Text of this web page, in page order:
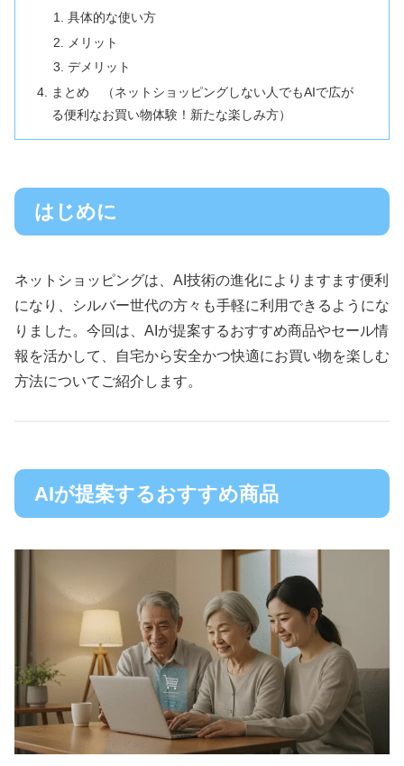
具体的な使い方
メリット
デメリット
まとめ （ネットショッピングしない人でもAIで広が
る便利なお買い物体験！新たな楽しみ方）
はじめに
ネットショッピングは、AI技術の進化によりますます便利
になり、シルバー世代の方々も手軽に利用できるようにな
りました。今回は、AIが提案するおすすめ商品やセール情
報を活かして、自宅から安全かつ快適にお買い物を楽しむ
方法についてご紹介します。
AIが提案するおすすめ商品